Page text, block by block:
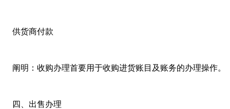
供货商付款
阐明：收购办理首要用于收购进货账目及账务的办理操作。
四、出售办理